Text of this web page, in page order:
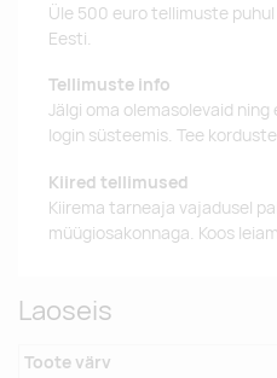
Üle 500 euro tellimuste
Eesti.
Tellimuste info
Jälgi oma olemasolevaid
login süsteemis. Tee
Kiired tellimused
Kiirema tarneaja vajadusel
müügiosakonnaga. Koos
Laoseis
Toote värv